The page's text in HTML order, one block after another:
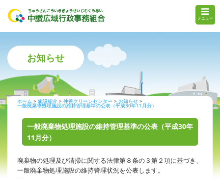
メニュー
お知らせ
ホーム 施設紹介 仲善クリーンセンター お知らせ
一般廃棄物処理施設の維持管理基準の公表（平成30年11月分）
一般廃棄物処理施設の維持管理基準の公表（平成30年
11月分）
廃棄物の処理及び清掃に関する法律第８条の３第２項に基づき、
一般廃棄物処理施設の維持管理状況を公表します。